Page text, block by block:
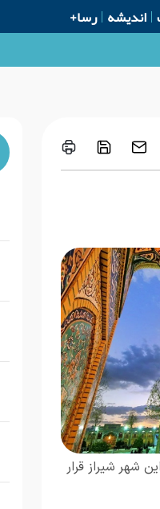
اندیشه رسا+
شهر شیراز قرار